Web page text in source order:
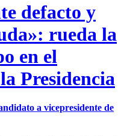
defacto y
rueda la
en el
Presidencia
a vicepresidente de